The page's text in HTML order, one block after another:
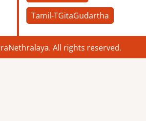
Tamil-TGitaGudartha
All rights reserved.